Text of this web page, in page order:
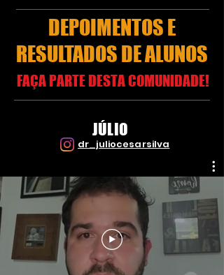
DEPOIMENTOS E
RESULTADOS DE ALUNOS
FAÇA PARTE DESTA COMUNIDADE!
JÚLIO
dr_juliocesarsilva